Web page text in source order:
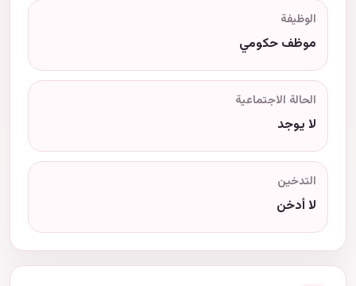
الوظيفة
موظف حكومي
الحالة الاجتماعية
لا يوجد
التدخين
لا أدخن